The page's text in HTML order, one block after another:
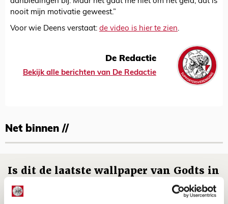
nooit mijn motivatie geweest.”
Voor wie Deens verstaat: de video is hier te zien.
De Redactie
Bekijk alle berichten van De Redactie
Net binnen //
Is dit de laatste wallpaper van Godts in
de Johan Cruijff Arena?